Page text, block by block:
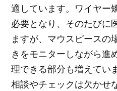
適しています。ワイヤー
必要となり、そのたびに
ますが、マウスピースの
きをモニターしながら進
理できる部分も増えてい
相談やチェックは欠かせ